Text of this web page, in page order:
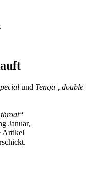
und Tenga „double
throat“
Januar,
Artikel